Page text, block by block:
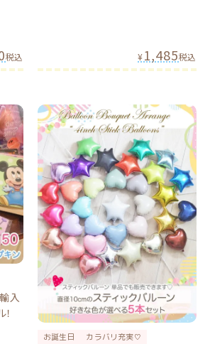
税込 ¥1,485税込
入
お誕生日 カラバリ充実♡